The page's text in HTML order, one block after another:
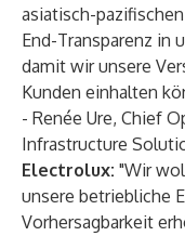
asiatisch-
End-Transparenz in
damit wir unsere
Kunden einhalten
- Renée Ure, Chief
Infrastructure
Electrolux: "Wir
unsere betriebliche
Vorhersagbarkeit